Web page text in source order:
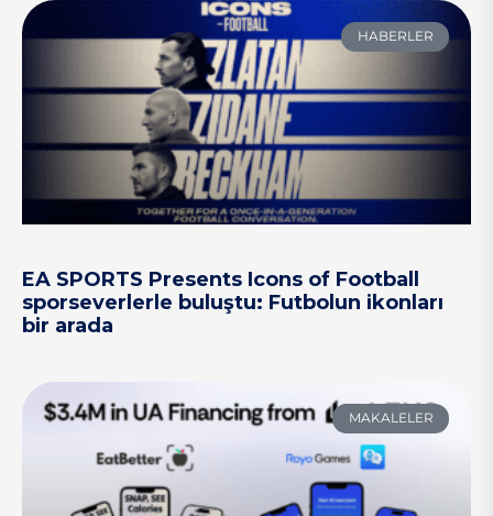
HABERLER
EA SPORTS Presents Icons of Football
sporseverlerle buluştu: Futbolun ikonları
bir arada
MAKALELER